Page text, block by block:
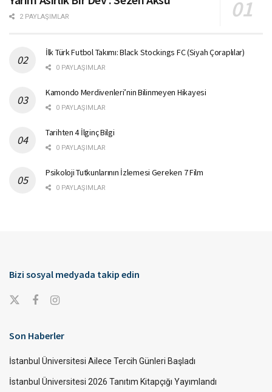
2 PAYLAŞIMLAR
İlk Türk Futbol Takımı: Black Stockings FC (Siyah Çoraplılar)
0 PAYLAŞIMLAR
Kamondo Merdivenleri’nin Bilinmeyen Hikayesi
0 PAYLAŞIMLAR
Tarihten 4 İlginç Bilgi
0 PAYLAŞIMLAR
Psikoloji Tutkunlarının İzlemesi Gereken 7 Film
0 PAYLAŞIMLAR
Bizi sosyal medyada takip edin
Son Haberler
İstanbul Üniversitesi Ailece Tercih Günleri Başladı
İstanbul Üniversitesi 2026 Tanıtım Kitapçığı Yayımlandı